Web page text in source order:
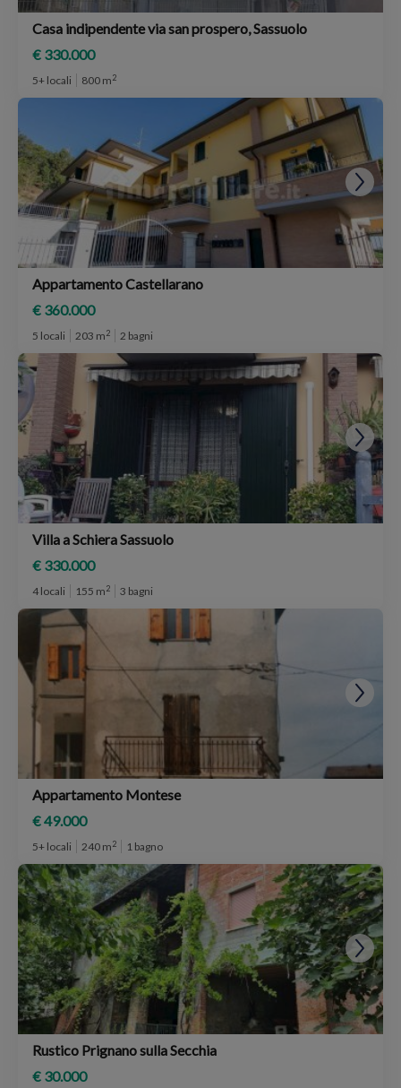
Casa indipendente via san prospero, Sassuolo
€ 330.000
5+ locali 800 m2
Appartamento Castellarano
€ 360.000
5 locali 203 m2 2 bagni
Villa a Schiera Sassuolo
€ 330.000
4 locali 155 m2 3 bagni
Appartamento Montese
€ 49.000
5+ locali 240 m2 1 bagno
Rustico Prignano sulla Secchia
€ 30.000